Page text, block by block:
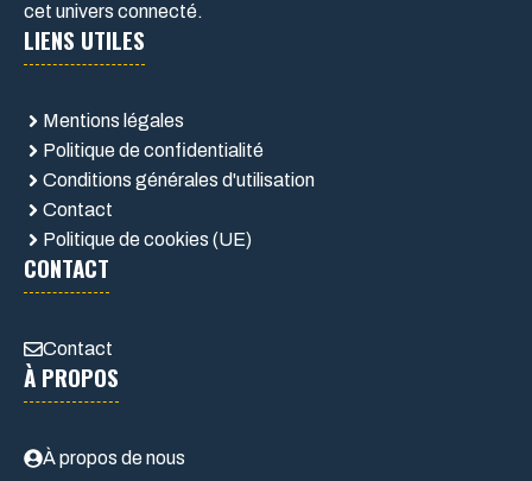
cet univers connecté.
LIENS UTILES
Mentions légales
Politique de confidentialité
Conditions générales d'utilisation
Contact
Politique de cookies (UE)
CONTACT
Contact
À PROPOS
À propos de nous